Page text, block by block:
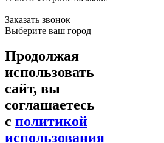
Заказать звонок
Выберите ваш город
Продолжая
использовать
сайт, вы
соглашаетесь
с политикой
использования